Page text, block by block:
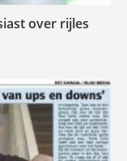
over rijles